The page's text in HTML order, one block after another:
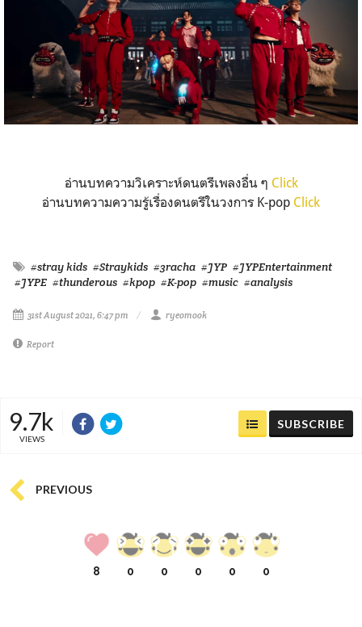
อ่านบทความวิเคราะห์ดนตรีเพลงอื่น ๆ Click
อ่านบทความความรู้เรื่องดนตรีในวงการ K-pop Click
#stray kids #Straykids #3racha #JYP #JYPEntertainment
#JYPE #thunderous #kpop #K-pop #music #analysis
31st August 2021, 6:47 pm ryeomook
Report
9.7k
VIEWS
SUBSCRIBE
PREVIOUS
8 0 0 0 0 0